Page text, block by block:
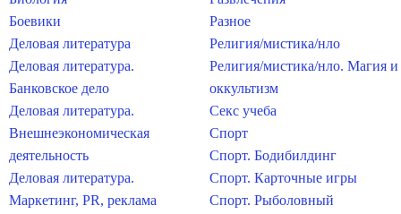
Боевики
Деловая литература
Деловая литература.
Банковское дело
Деловая литература.
Внешнеэкономическая
деятельность
Деловая литература.
Маркетинг, PR, реклама
Разное
Религия/мистика/нло
Религия/мистика/нло. Магия и
оккультизм
Секс учеба
Спорт
Спорт. Бодибилдинг
Спорт. Карточные игры
Спорт. Рыболовный